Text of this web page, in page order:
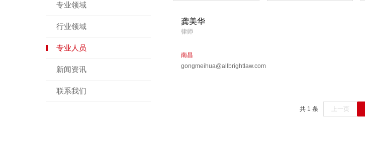
专业领域
行业领域
专业人员
新闻资讯
联系我们
龚美华
律师
南昌
gongmeihua@allbrightlaw.com
共 1 条 上一页